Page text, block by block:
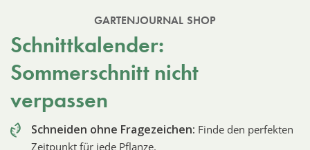
GARTENJOURNAL SHOP
Schnittkalender:
Sommerschnitt nicht
verpassen
Schneiden ohne Fragezeichen: Finde den perfekten
Zeitpunkt für jede Pflanze.